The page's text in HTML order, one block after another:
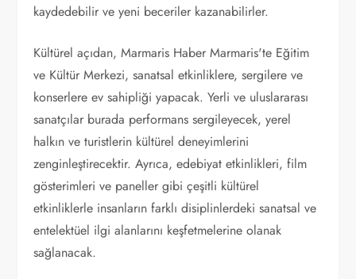
kaydedebilir ve yeni beceriler kazanabilirler.
Kültürel açıdan, Marmaris Haber Marmaris'te Eğitim
ve Kültür Merkezi, sanatsal etkinliklere, sergilere ve
konserlere ev sahipliği yapacak. Yerli ve uluslararası
sanatçılar burada performans sergileyecek, yerel
halkın ve turistlerin kültürel deneyimlerini
zenginleştirecektir. Ayrıca, edebiyat etkinlikleri, film
gösterimleri ve paneller gibi çeşitli kültürel
etkinliklerle insanların farklı disiplinlerdeki sanatsal ve
entelektüel ilgi alanlarını keşfetmelerine olanak
sağlanacak.